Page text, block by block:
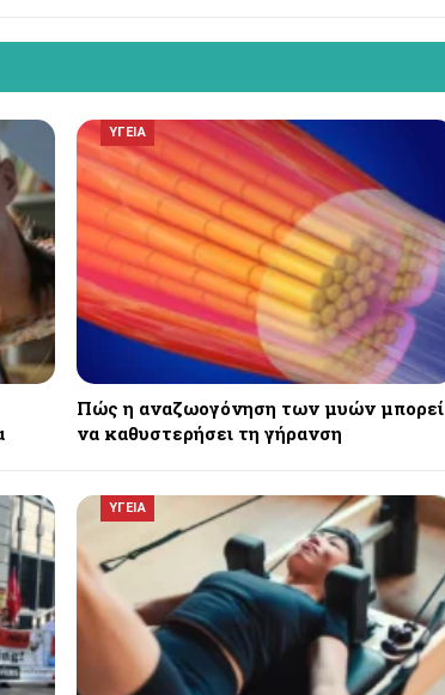
ΥΓΕΙΑ
Πώς η αναζωογόνηση των μυών μπορεί
να καθυστερήσει τη γήρανση
ΥΓΕΙΑ